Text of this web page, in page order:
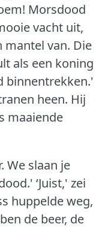
Morsdood
vacht uit,
mantel van. Die
als een koning
binnentrekken.'
heen. Hij
maaiende
We slaan je
‘Juist,' zei
huppelde weg,
de beer, de